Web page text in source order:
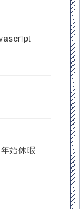
始休暇